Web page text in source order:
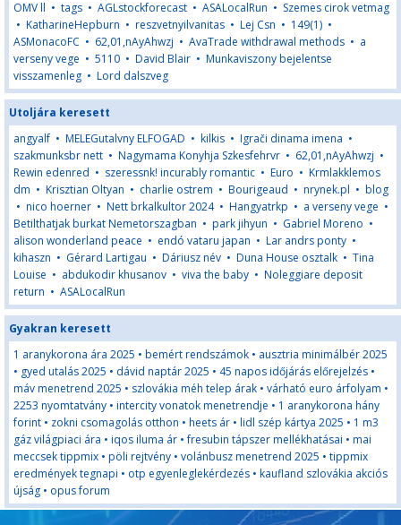
OMV ll • tags • AGLstockforecast • ASALocalRun • Szemes cirok vetmag
• KatharineHepburn • reszvetnyilvanitas • Lej Csn • 149(1) •
ASMonacoFC • 62,01,nAyAhwzj • AvaTrade withdrawal methods • a
verseny vege • 5110 • David Blair • Munkaviszony bejelentse
visszamenleg • Lord dalszveg
Utoljára keresett
angyalf • MELEGutalvny ELFOGAD • kilkis • Igrači dinama imena •
szakmunksbr nett • Nagymama Konyhja Szkesfehrvr • 62,01,nAyAhwzj •
Rewin edenred • szeressnk! incurably romantic • Euro • Krmlakklemos
dm • Krisztian Oltyan • charlie ostrem • Bourigeaud • nrynek.pl • blog
• nico hoerner • Nett brkalkultor 2024• Hangyatrkp • a verseny vege •
Betilthatjak burkat Nemetorszagban • park jihyun • Gabriel Moreno •
alison wonderland peace • endó vataru japan • Lar andrs ponty •
kihaszn • Gérard Lartigau • Dáriusz név • Duna House osztalk • Tina
Louise • abdukodir khusanov • viva the baby • Noleggiare deposit
return • ASALocalRun
Gyakran keresett
1 aranykorona ára 2025 • bemért rendszámok • ausztria minimálbér 2025
• gyed utalás 2025 • dávid naptár 2025 • 45 napos időjárás előrejelzés •
máv menetrend 2025 • szlovákia méh telep árak • várható euro árfolyam •
2253 nyomtatvány • intercity vonatok menetrendje • 1 aranykorona hány
forint • zokni csomagolás otthon • heets ár • lidl szép kártya 2025 • 1 m3
gáz világpiaci ára • iqos iluma ár •fresubin tápszer mellékhatásai • mai
meccsek tippmix • pöli rejtvény • volánbusz menetrend 2025 • tippmix
eredmények tegnapi • otp egyenleglekérdezés • kaufland szlovákia akciós
újság • opus forum